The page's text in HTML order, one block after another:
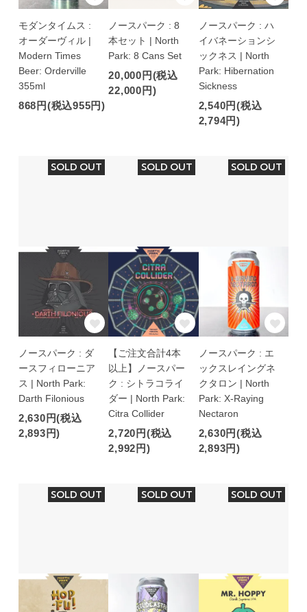
モダンタイムス :
オーダーヴィル |
Modern Times
Beer: Orderville
355ml
868円(税込955円)
ノースパーク : 8
本セット | North
Park: 8 Cans Set
20,000円(税込
22,000円)
ノースパーク : ハ
イバネーションシ
ックネス | North
Park: Hibernation
Sickness
2,540円(税込
2,794円)
SOLD OUT
ノースパーク : ダ
ースフィローニア
ス | North Park:
Darth Filonious
2,630円(税込
2,893円)
SOLD OUT
【ご注文合計4本
以上】ノースパー
ク : シトラコライ
ダー | North Park:
Citra Collider
2,720円(税込
2,992円)
SOLD OUT
ノースパーク : エ
ックスレイングネ
クタロン | North
Park: X-Raying
Nectaron
2,630円(税込
2,893円)
SOLD OUT SOLD OUT SOLD OUT